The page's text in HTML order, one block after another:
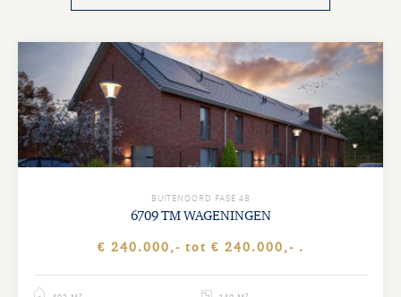
BUITENOORD FASE 4B
6709 TM WAGENINGEN
€ 240.000,- tot € 240.000,- .